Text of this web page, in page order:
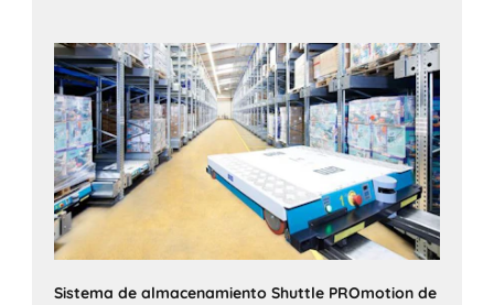
Sistema de almacenamiento Shuttle PROmotion de